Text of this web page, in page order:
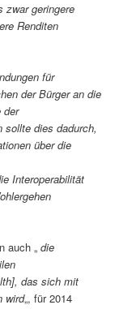
zwar geringere
Renditen
für
der Bürger an die
der
sollte dies dadurch,
über die
Interoperabilität
auch „ die
das sich mit
wird„, für 2014